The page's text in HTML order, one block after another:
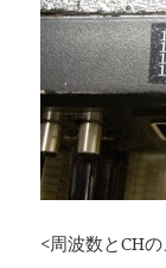
<周波数とCH